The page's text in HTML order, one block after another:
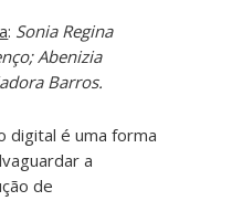
: Sonia Regina
Abenizia
Barros.
digital é uma forma
a
de